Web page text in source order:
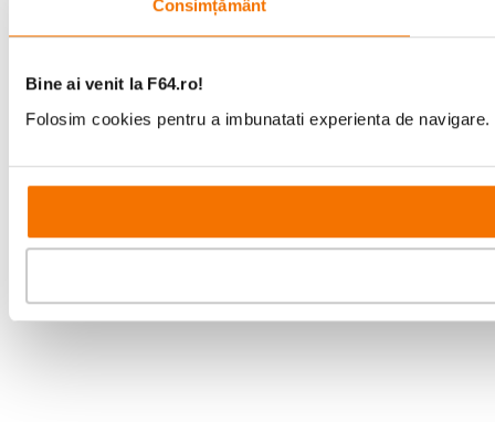
Consimțământ
Bine ai venit la F64.ro!
Folosim cookies pentru a imbunatati experienta de